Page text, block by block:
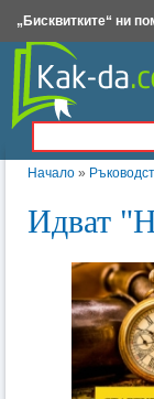
Начало »
Идват
Insert.bg
„Бисквитките“ ни